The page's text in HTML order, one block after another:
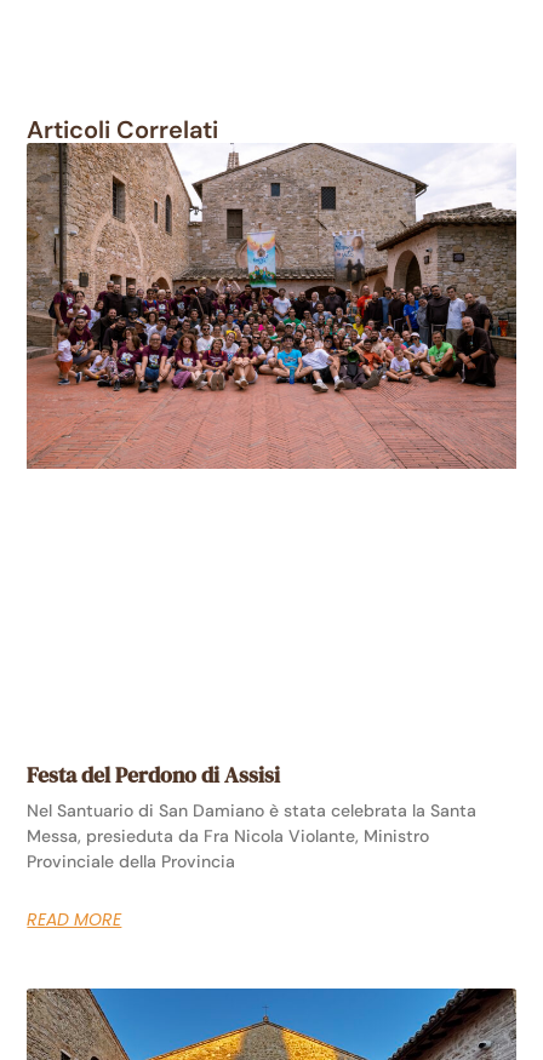
Articoli Correlati
Festa del Perdono di Assisi
Nel Santuario di San Damiano è stata celebrata la Santa
Messa, presieduta da Fra Nicola Violante, Ministro
Provinciale della Provincia
READ MORE